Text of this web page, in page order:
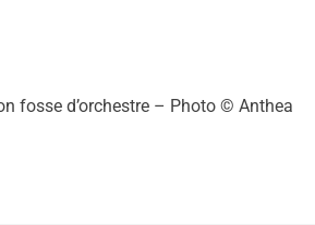
fosse d’orchestre – Photo © Anthea